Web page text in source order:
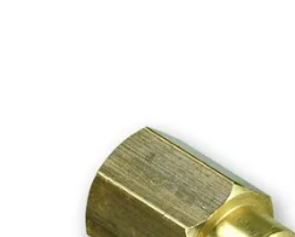
Mangueira de Borracha para ar
Mangueira industrial para ar
Máscara semi facial
Misturador elétrico para tinta